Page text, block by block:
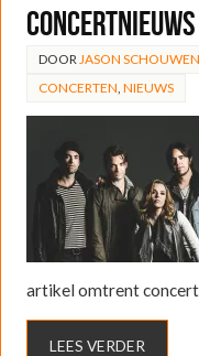
concertnieuws
DOOR JASON
CONCERTEN NIEUWS
artikel omtrent
LEES VERDER